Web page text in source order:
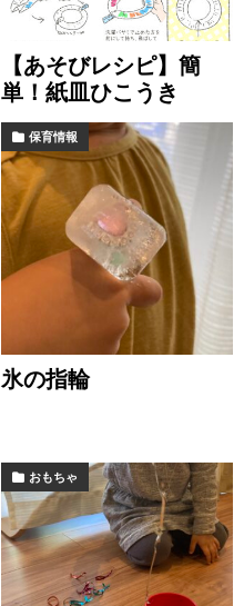
【あそびレシピ】簡
単！紙皿ひこうき
保育情報
氷の指輪
おもちゃ